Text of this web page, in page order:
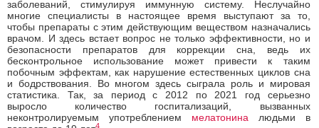
заболеваний, стимулируя иммунную систему. Неслучайно
многие специалисты в настоящее время выступают за то,
чтобы препараты с этим действующим веществом назначались
врачом. И здесь встает вопрос не только эффективности, но и
безопасности препаратов для коррекции сна, ведь их
бесконтрольное использование может привести к таким
побочным эффектам, как нарушение естественных циклов сна
и бодрствования. Во многом здесь сыграла роль и мировая
статистика. Так, за период с 2012 по 2021 год серьезно
выросло количество госпитализаций, вызванных
неконтролируемым употреблением мелатонина людьми в
4